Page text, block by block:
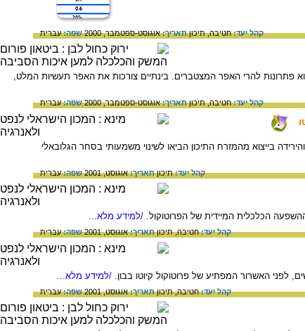
קהל יעד:חטיבה,תיכוןתאריך:אוגוסט-ספטמבר, 2000 שפה:עברית
פתרונות להרי האפר המצטברים. בינתיים צורכות את האפר תעשיות המלט,
קהל יעד:חטיבה,תיכוןתאריך:אוגוסט-ספטמבר, 2000 שפה:עברית
2010, יותר מהביקוש לנפט: הגידול בביקוש והירידה בייצוא מהמזרח התיכון הביאו לשינוי משמעותי בסחר הגלובאלי
קהל יעד:תיכוןתאריך:אוגוסט, 2001 שפה:עברית
הכלכלית המיידית של הפרוטוקול. /למידע מלא...
קהל יעד:חטיבה,תיכוןתאריך:אוגוסט, 2001 שפה:עברית
לפני האשרור המפתיע של פרוטוקול קיוטו בבון. /למידע מלא...
קהל יעד:חטיבה,תיכוןתאריך:אוגוסט, 2001 שפה:עברית